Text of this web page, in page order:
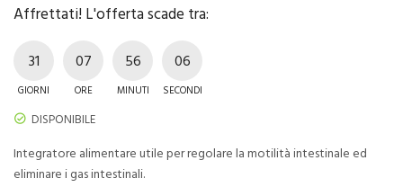
Affrettati! L'offerta scade tra:
31
GIORNI
07
ORE
56
MINUTI
05
SECONDI
DISPONIBILE
Integratore alimentare utile per regolare la motilità intestinale ed
eliminare i gas intestinali.